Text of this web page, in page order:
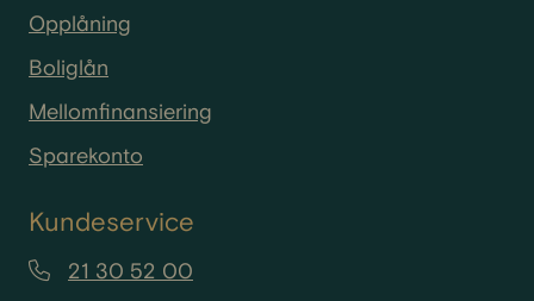
Opplåning
Boliglån
Mellomfinansiering
Sparekonto
Kundeservice
21 30 52 00